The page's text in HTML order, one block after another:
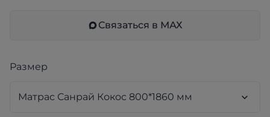
Связаться в МАХ
Размер